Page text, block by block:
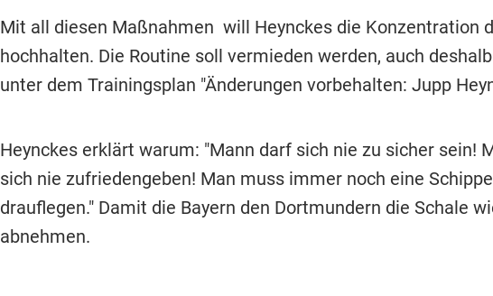
Mit all diesen Maßnahmen will Heynckes die Konzentration
hochhalten. Die Routine soll vermieden werden, auch
unter dem Trainingsplan "Änderungen vorbehalten: Jupp
Heynckes erklärt warum: "Mann darf sich nie zu sicher sein!
sich nie zufriedengeben! Man muss immer noch eine Schippe
drauflegen." Damit die Bayern den Dortmundern die Schale
abnehmen.